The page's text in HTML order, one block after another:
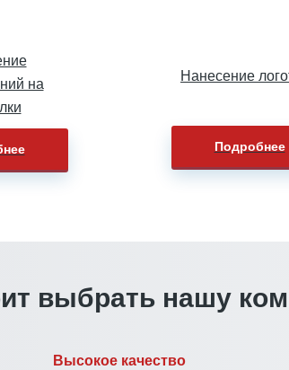
на
Нанесение
Подробнее
выбрать нашу
Высокое качество